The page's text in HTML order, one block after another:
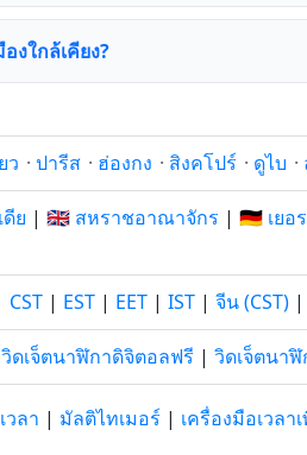
งใกล้เคียง?
ว · ปารีส · ฮ่องกง · สิงคโปร์ · ดูไบ ·
ย | 🇬🇧 สหราชอาณาจักร | 🇩🇪 เยอ
CST | EST | EET | IST | จีน (CST) |
วิดเจ็ตนาฬิกาดิจิตอลฟรี | วิดเจ็ตนา
วลา | มัลติไทเมอร์ | เครื่องมือเวลา